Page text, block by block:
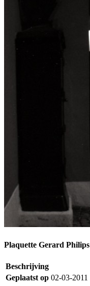
Plaquette Gerard Philips
Beschrijving
Geplaatst op 02-03-2011